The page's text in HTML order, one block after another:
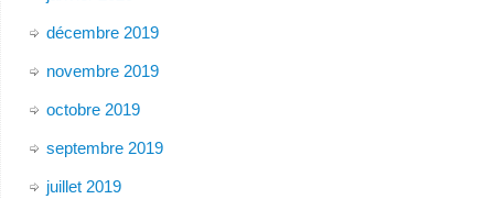
décembre 2019
novembre 2019
octobre 2019
septembre 2019
juillet 2019